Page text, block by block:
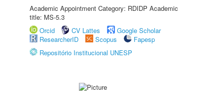
Academic Appointment Category: RDIDP Academic
title: MS-5.3
Orcid
CV Lattes
Google Scholar
ResearcherID
Scopus
Fapesp
Repositório Institucional UNESP